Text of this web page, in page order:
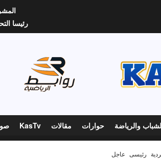
رئيسا
والرياضة حوارات مقالات KasTv
رئيسى عاجل